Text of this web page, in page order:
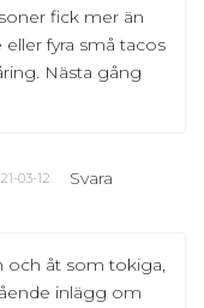
fick mer än
fyra små tacos
Nästa gång
03-12 Svara
och åt som tokiga,
inlägg om